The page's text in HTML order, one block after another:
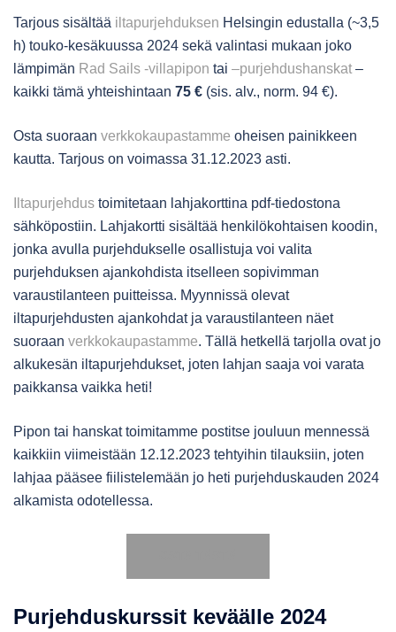
Tarjous sisältää iltapurjehduksen Helsingin edustalla (~3,5
h) touko-kesäkuussa 2024 sekä valintasi mukaan joko
lämpimän Rad Sails -villapipon tai –purjehdushanskat –
kaikki tämä yhteishintaan 75 € (sis. alv., norm. 94 €).
Osta suoraan verkkokaupastamme oheisen painikkeen
kautta. Tarjous on voimassa 31.12.2023 asti.
Iltapurjehdus toimitetaan lahjakorttina pdf-tiedostona
sähköpostiin. Lahjakortti sisältää henkilökohtaisen koodin,
jonka avulla purjehdukselle osallistuja voi valita
purjehduksen ajankohdista itselleen sopivimman
varaustilanteen puitteissa. Myynnissä olevat
iltapurjehdusten ajankohdat ja varaustilanteen näet
suoraan verkkokaupastamme. Tällä hetkellä tarjolla ovat jo
alkukesän iltapurjehdukset, joten lahjan saaja voi varata
paikkansa vaikka heti!
Pipon tai hanskat toimitamme postitse jouluun mennessä
kaikkiin viimeistään 12.12.2023 tehtyihin tilauksiin, joten
lahjaa pääsee fiilistelemään jo heti purjehduskauden 2024
alkamista odotellessa.
Purjehduskurssit keväälle 2024